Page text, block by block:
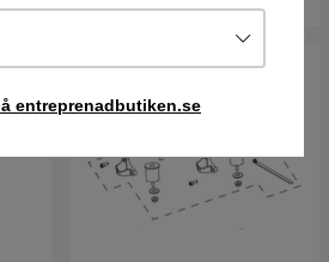
entreprenadbutiken.se